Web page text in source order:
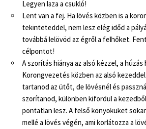
Legyen laza a csukló!
Lent van a fej. Ha lövés közben is a
tekinteteddel, nem lesz elég időd a
továbbá lelövöd az égről a felhőket.
célpontot!
A szorítás hiánya az alsó kézzel, a húzás
Korongvezetés közben az alsó
tartanod az ütőt, de lövésnél és
szorítanod, különben kifordul a
pontatlan lesz. A felső könyöküket
mellé a lövés végén, ami korlátozza a